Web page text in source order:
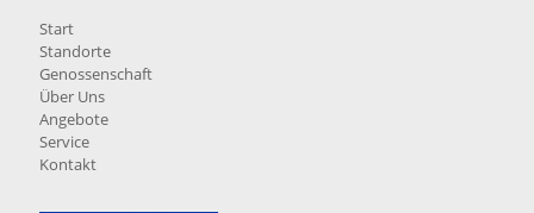
Start
Standorte
Genossenschaft
Über Uns
Angebote
Service
Kontakt